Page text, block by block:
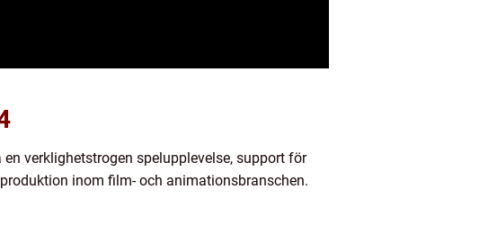
verklighetstrogen spelupplevelse, support för
inom film- och animationsbranschen.